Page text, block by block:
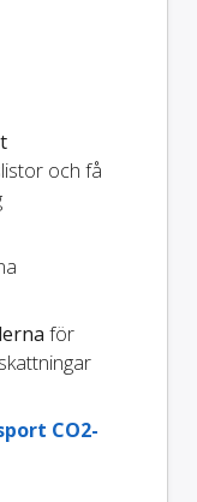
och få
för
CO2-